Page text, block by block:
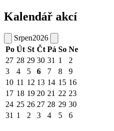
Kalendář akcí
Srpen2026
Po Út St Čt Pá So Ne
27 28 29 30 31 1
2
3
4 5 6 7 8
9
10 11 12 13 14 15 16
17 18 19 20 21 22 23
24 25 26 27 28 29 30
31 1 2 3 4 5 6